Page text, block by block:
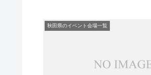
秋田県のイベント会場一覧